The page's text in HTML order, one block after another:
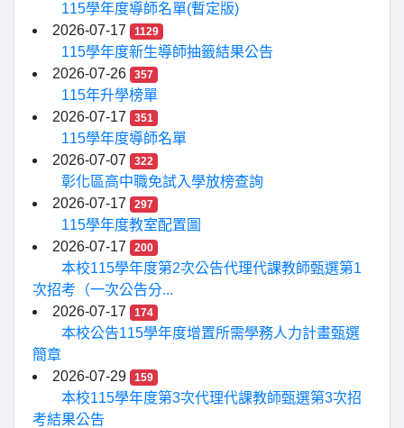
115學年度導師名單(暫定版)
2026-07-17
1129
115學年度新生導師抽籤結果公告
2026-07-26
357
115年升學榜單
2026-07-17
351
115學年度導師名單
2026-07-07
322
彰化區高中職免試入學放榜查詢
2026-07-17
297
115學年度教室配置圖
2026-07-17
200
本校115學年度第2次公告代理代課教師甄選第1
次招考（一次公告分...
2026-07-17
174
本校公告115學年度增置所需學務人力計畫甄選
簡章
2026-07-29
159
本校115學年度第3次代理代課教師甄選第3次招
考結果公告